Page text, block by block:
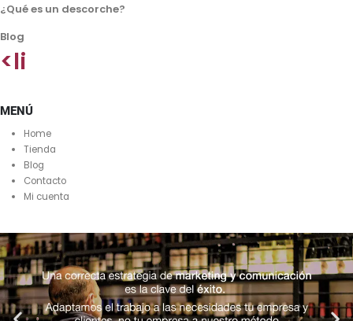
¿Qué es un descorche?
Blog
<li
MENÚ
Home
Tienda
Blog
Contacto
Mi cuenta